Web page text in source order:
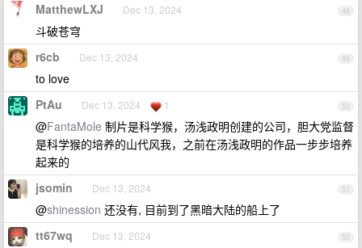
48
MatthewLXJ Dec 13, 2024
斗破苍穹
49
r6cb Dec 13, 2024
to love
50
PtAu Dec 13, 2024 1
@FantaMole 制片是科学猴，汤浅政明创建的公司，胆大党监督
是科学猴的培养的山代风我，之前在汤浅政明的作品一步步培养
起来的
51
jsomin Dec 13, 2024
@shinession 还没有, 目前到了黑暗大陆的船上了
52
tt67wq Dec 13, 2024